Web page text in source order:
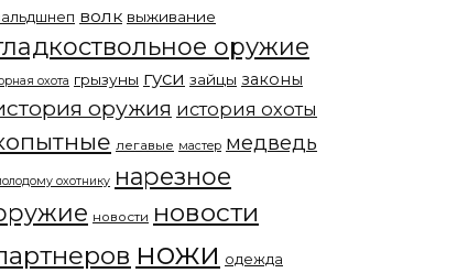
волк выживание
оружие
охота грызуны гуси зайцы законы
оружия история охоты
легавые мастер медведь
охотнику нарезное
новости новости
ножи одежда